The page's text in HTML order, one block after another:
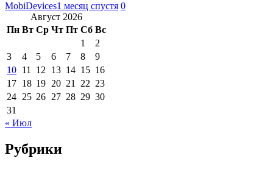
MobiDevices1 месяц спустя 0
Август 2026
Пн Вт Ср Чт Пт Сб Вс
1
2
3
4 5 6 7 8
9
10 11 12 13 14 15 16
17 18 19 20 21 22 23
24 25 26 27 28 29 30
31
« Июл
Рубрики